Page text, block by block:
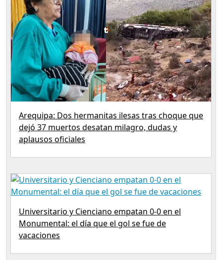
Arequipa: Dos hermanitas ilesas tras choque que
dejó 37 muertos desatan milagro, dudas y
aplausos oficiales
Universitario y Cienciano empatan 0-0 en el
Monumental: el día que el gol se fue de
vacaciones